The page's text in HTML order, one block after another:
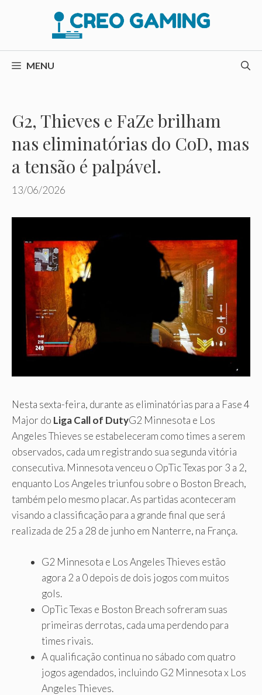
conteúdo
MENU
G2, Thieves e FaZe brilham
nas eliminatórias do CoD, mas
a tensão é palpável.
13/06/2026
Nesta sexta-feira, durante as eliminatórias para a Fase 4
Major do Liga Call of DutyG2 Minnesota e Los
Angeles Thieves se estabeleceram como times a serem
observados, cada um registrando sua segunda vitória
consecutiva. Minnesota venceu o OpTic Texas por 3 a 2,
enquanto Los Angeles triunfou sobre o Boston Breach,
também pelo mesmo placar. As partidas aconteceram
visando a classificação para a grande final que será
realizada de 25 a 28 de junho em Nanterre, na França.
G2 Minnesota e Los Angeles Thieves estão
agora 2 a 0 depois de dois jogos com muitos
gols.
OpTic Texas e Boston Breach sofreram suas
primeiras derrotas, cada uma perdendo para
times rivais.
A qualificação continua no sábado com quatro
jogos agendados, incluindo G2 Minnesota x Los
Angeles Thieves.